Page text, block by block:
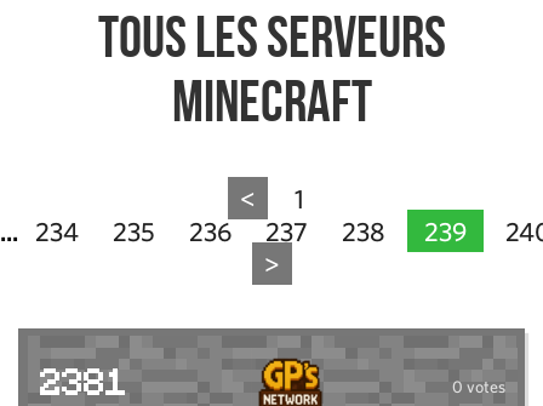
Tous les serveurs
Minecraft
< 1
... 234 235 236 237 238 239
>
2381 0 votes